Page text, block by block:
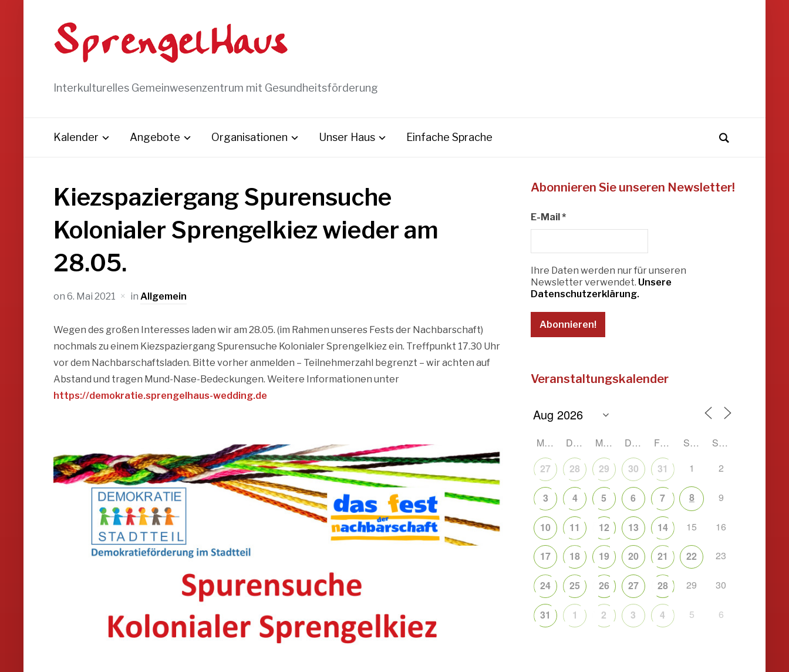
Interkulturelles Gemeinwesenzentrum mit Gesundheitsförderung
Kalender Angebote Organisationen Unser Haus Einfache Sprache
Kiezspaziergang Spurensuche
Kolonialer Sprengelkiez wieder am
28.05.
on 6. Mai 2021 in Allgemein
Wegen des großen Interesses laden wir am 28.05. (im Rahmen unseres Fests der Nachbarschaft)
nochmals zu einem Kiezspaziergang Spurensuche Kolonialer Sprengelkiez ein. Treffpunkt 17.30 Uhr
vor dem Nachbarschaftsladen. Bitte vorher anmelden – Teilnehmerzahl begrenzt – wir achten auf
Abstand und tragen Mund-Nase-Bedeckungen. Weitere Informationen unter
https://demokratie.sprengelhaus-wedding.de
Abonnieren Sie unseren Newsletter!
E-Mail*
Ihre Daten werden nur für unseren
Newsletter verwendet. Unsere
Datenschutzerklärung.
Veranstaltungskalender
MONTAG DIENSTAG MITTWOCH DONNERSTAG FREITAG SAMSTAG
SONNTAG
27
28 29 30 31 1 2
3 4 5 6 7 8 9
10 11 12 13 14 15 16
17 18 19 20 21 22 23
24 25 26 27 28 29 30
31 1 2 3 4 5 6